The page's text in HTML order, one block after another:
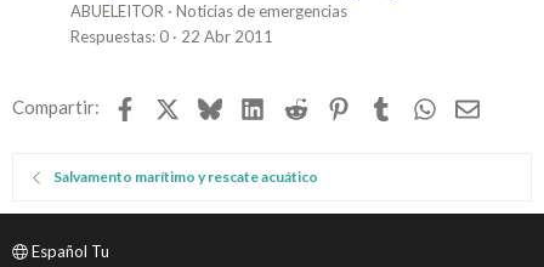
ABUELEITOR
Noticias de emergencias
Respuestas 0 22 Abr 2011
Compartir: Facebook BlueskyLinkedIn
Reddit Pinterest
TumblrWhatsApp
Email
Salvamento marítimo y rescate acuático
Español Tu